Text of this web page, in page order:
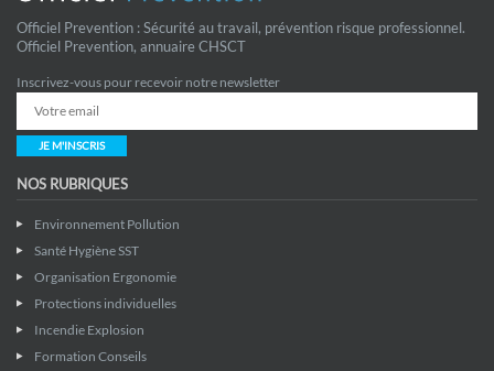
Officiel Prevention : Sécurité au travail, prévention risque professionnel.
Officiel Prevention, annuaire CHSCT
Inscrivez-vous pour recevoir notre newsletter
JE M'INSCRIS
NOS RUBRIQUES
Environnement Pollution
Santé Hygiène SST
Organisation Ergonomie
Protections individuelles
Incendie Explosion
Formation Conseils